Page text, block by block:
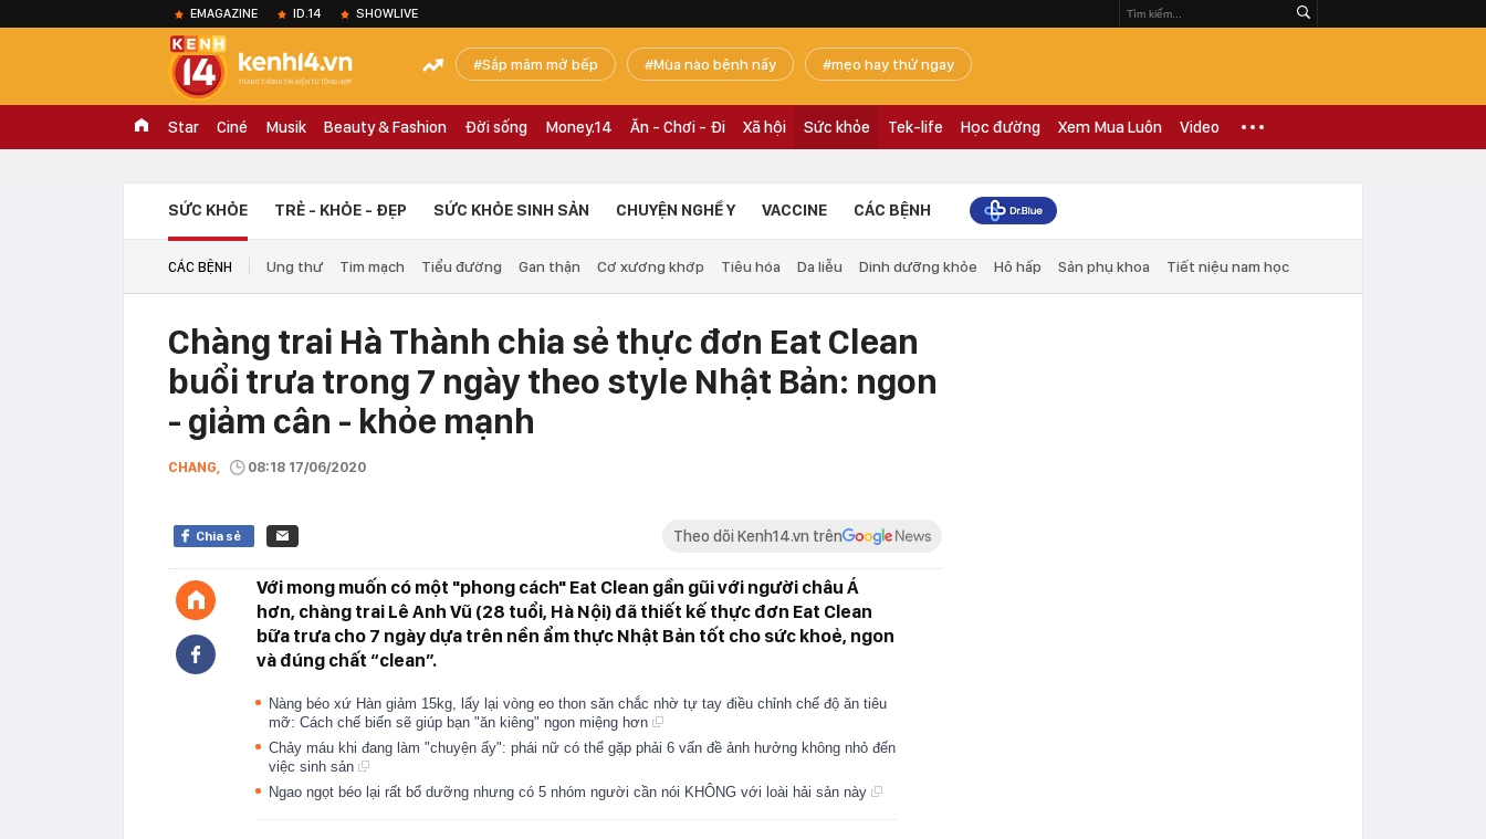
EMAGAZINE ID.14 SHOWLIVE
Sắp mâm mở bếp Mùa nào bệnh nấy mẹo hay thử ngay
Star Ciné Musik Beauty & Fashion Đời sống Money.14 Ăn - Chơi - Đi Xã hội Sức khỏe Tek-life Học đường Xem Mua Luôn Video
SỨC KHỎE TRẺ - KHỎE - ĐẸP SỨC KHỎE SINH SẢN CHUYỆN NGHỀ Y VACCINE CÁC BỆNH
CÁC BỆNH Ung thư Tim mạch Tiểu đường Gan thận Cơ xương khớp Tiêu hóa Da liễu Dinh dưỡng khỏe Hô hấp Sản phụ khoa Tiết niệu nam học
Chàng trai Hà Thành chia sẻ thực đơn Eat Clean
buổi trưa trong 7 ngày theo style Nhật Bản: ngon
- giảm cân - khỏe mạnh
CHANG, 08:18 17/06/2020
Chia sẻ Theo dõi Kenh14.vn trên
Với mong muốn có một "phong cách" Eat Clean gần gũi với người châu Á
hơn, chàng trai Lê Anh Vũ (28 tuổi, Hà Nội) đã thiết kế thực đơn Eat Clean
bữa trưa cho 7 ngày dựa trên nền ẩm thực Nhật Bản tốt cho sức khoẻ, ngon
và đúng chất “clean”.
Nàng béo xứ Hàn giảm 15kg, lấy lại vòng eo thon săn chắc nhờ tự tay điều chỉnh chế độ ăn tiêu
mỡ: Cách chế biến sẽ giúp bạn "ăn kiêng" ngon miệng hơn
Chảy máu khi đang làm "chuyện ấy": phái nữ có thể gặp phải 6 vấn đề ảnh hưởng không nhỏ đến
việc sinh sản
Ngao ngọt béo lại rất bổ dưỡng nhưng có 5 nhóm người cần nói KHÔNG với loài hải sản này